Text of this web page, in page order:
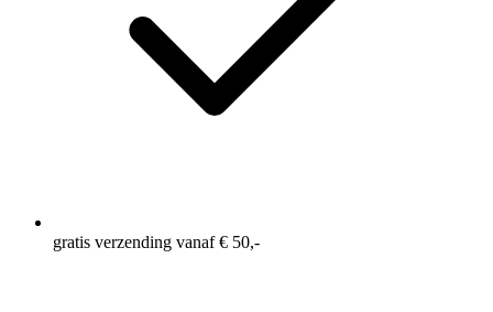
gratis verzending vanaf € 50,-